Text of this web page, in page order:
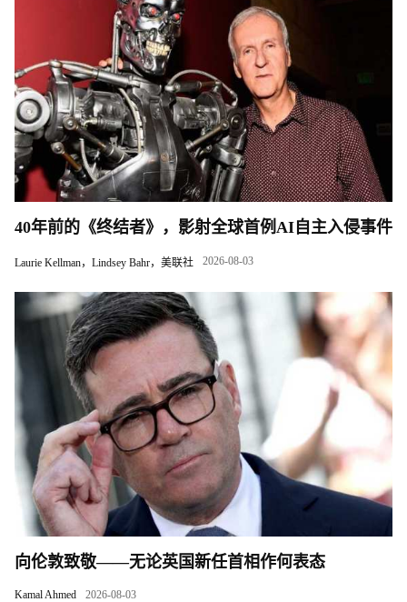
40年前的《终结者》，影射全球首例AI自主入侵事件
Laurie Kellman，Lindsey Bahr，美联社 2026-08-03
向伦敦致敬——无论英国新任首相作何表态
Kamal Ahmed 2026-08-03